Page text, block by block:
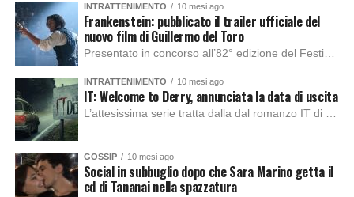
INTRATTENIMENTO 10 mesi ago
Frankenstein: pubblicato il trailer ufficiale del
nuovo film di Guillermo del Toro
INTRATTENIMENTO 10 mesi ago
IT: Welcome to Derry, annunciata la data di uscita
GOSSIP 10 mesi ago
Social in subbuglio dopo che Sara Marino getta il
cd di Tananai nella spazzatura